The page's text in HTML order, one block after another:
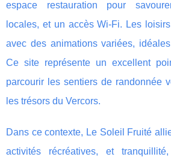
espace restauration pour
locales, et un accès Wi-Fi. Les
avec des animations variées,
Ce site représente un excellent
parcourir les sentiers de randonnée
les trésors du Vercors.
Dans ce contexte, Le Soleil Fruité
activités récréatives, et